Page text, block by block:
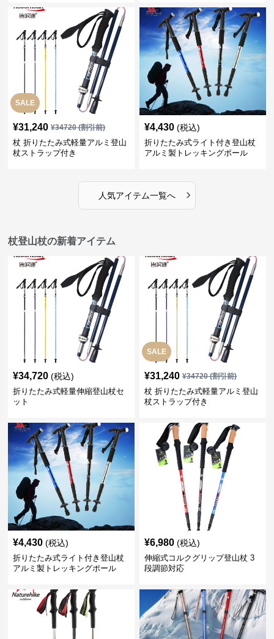
SALE
¥31,240 ¥34720(割引前)
杖 折りたたみ式軽量アルミ登山
杖ストラップ付き
¥4,430 (税込)
折りたたみ式ライト付き登山杖
アルミ製トレッキングポール
人気アイテム一覧へ ›
杖登山杖の新着アイテム
¥34,720 (税込)
折りたたみ式軽量伸縮登山杖セ
ット
SALE
¥31,240 ¥34720(割引前)
杖 折りたたみ式軽量アルミ登山
杖ストラップ付き
¥4,430 (税込)
折りたたみ式ライト付き登山杖
アルミ製トレッキングポール
¥6,980 (税込)
伸縮式コルクグリップ登山杖 3
段調節対応